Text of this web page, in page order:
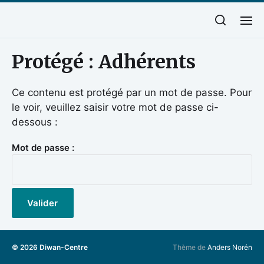
Protégé : Adhérents
Ce contenu est protégé par un mot de passe. Pour
le voir, veuillez saisir votre mot de passe ci-
dessous :
Mot de passe :
© 2026 Diwan-Centre Thème de Anders Norén